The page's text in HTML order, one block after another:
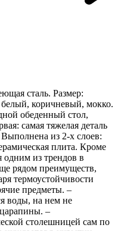
сталь. Размер:
коричневый, мокко.
обеденный стол,
самая тяжелая деталь
из 2-х слоев:
плита. Кроме
одним из трендов в
рядом преимуществ,
термоустойчивости
предметы. –
воды, на нем не
–
столешницей сам по